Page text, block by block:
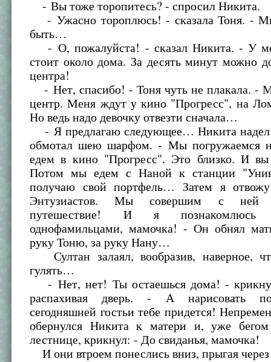
- Вы тоже торопитесь? - спросил Никита.
- Ужасно тороплюсь! - сказала Тоня. -
быть…
- О, пожалуйста! - сказал Никита. - У
стоит около дома. За десять минут можно
центра!
- Нет, спасибо! - Тоня чуть не плакала. -
центр. Меня ждут у кино "Прогресс", на
Но ведь надо девочку отвезти сначала…
- Я предлагаю следующее… Никита надел
обмотал шею шарфом. - Мы погружаемся
едем в кино "Прогресс". Это близко. И вы
Потом мы едем с Наной к станции
получаю свой портфель… Затем я
Энтузиастов. Мы совершим с ней
путешествие! И я
однофамильцами, мамочка! - Он обнял
руку Тоню, за руку Нану…
Султан залаял, вообразив, наверное,
гулять…
- Нет, нет! Ты остаешься дома! -
распахивая дверь. - А нарисовать
сегодняшней гостьи тебе придется!
обернулся Никита к матери и, уже бегом
лестнице, крикнул: - До свиданья, мамочка!
И они втроем понеслись вниз, прыгая